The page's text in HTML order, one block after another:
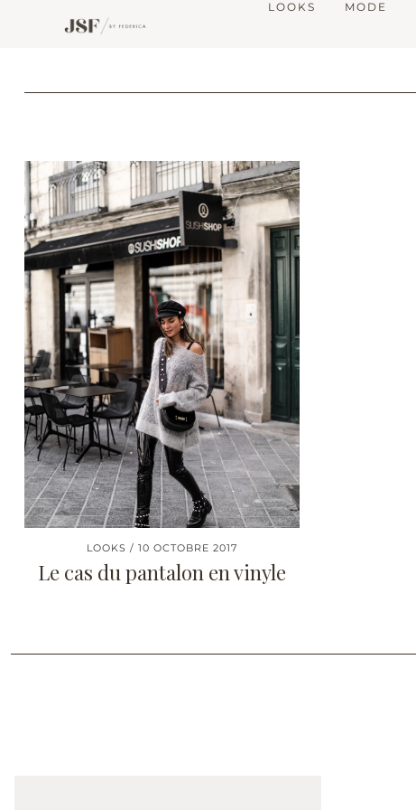
LOOKS MODE
LOOKS 10 OCTOBRE 2017
Le cas du pantalon en vinyle